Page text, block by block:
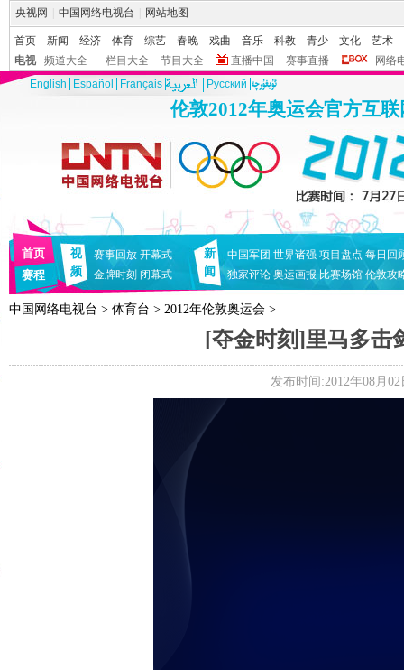
央视网 中国网络电视台 网站地图
首页 新闻 经济 体育 综艺 春晚 戏曲 音乐 科教 青少 文化
艺术
电视
频道大全 栏目大全 节目大全 直播中国 赛事直播
网络
English
Español Français Pусский
伦敦2012年奥运会官方互
首页
赛程
视
频
赛事回放 开幕式
金牌时刻 闭幕式
新
闻
中国军团 世界诸强 项目盘点 每日回
独家评论 奥运画报 比赛场馆 伦敦攻
中国网络电视台 > 体育台 > 2012年伦敦奥运会 >
[夺金时刻]里马多击
发布时间:2012年08月